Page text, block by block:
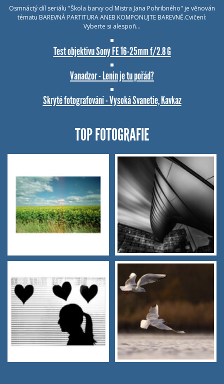
Osmnáctý díl seriálu "Škola barvy od Mistra Jana Pohribného" je věnován
tématu BAREVNÁ PARTITURA ANEB KOMPONUJTE BAREVNĚ.Cvičení:
Vyberte si alespoň…
Test objektivu Sony FE 16-25mm f/2.8 G
Vanadzor - Lenin je tu pořád?
Skryté fotografování - Vysoká Svanetie, Kavkaz
TOP FOTOGRAFIE